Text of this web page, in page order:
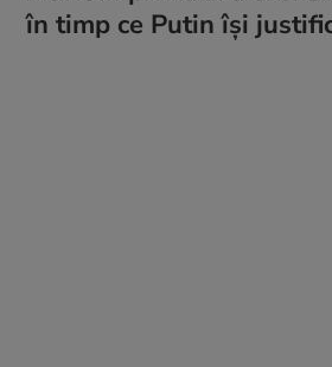
în timp ce Putin își